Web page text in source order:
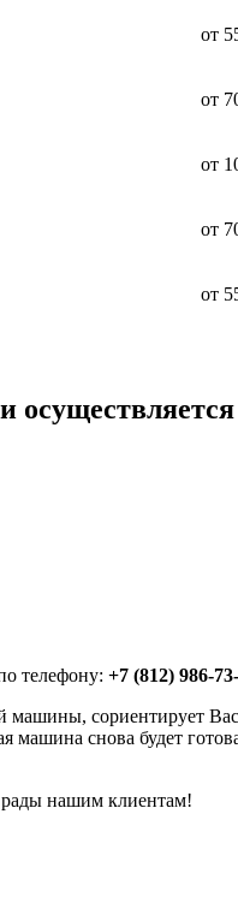
от
от
от
от
от
телефону: +7 (812) 986-
сориентирует
машина снова будет
рады нашим клиентам!